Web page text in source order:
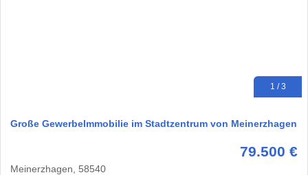
1 / 3
Große GewerbeImmobilie im Stadtzentrum von Meinerzhagen
79.500 €
Meinerzhagen, 58540